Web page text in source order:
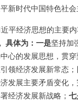
新时代中国特色社
平经济思想的主要
具体为：一是坚持加
心的发展思想，贯
领经济发展新常态；
发展主要矛盾变化
经济发展新战略； 七